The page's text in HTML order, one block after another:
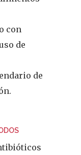
con
de
de
DEL COLEGIO DE
DE